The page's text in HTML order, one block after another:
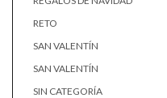
RETO
SAN VALENTÍN
SAN VALENTÍN
SIN CATEGORÍA